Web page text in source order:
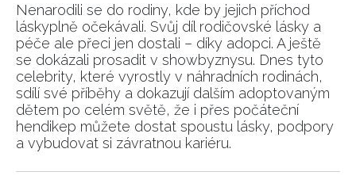
Nenarodili se do rodiny, kde by jejich příchod
láskyplně očekávali. Svůj díl rodičovské lásky a
péče ale přeci jen dostali – díky adopci. A ještě
se dokázali prosadit v showbyznysu. Dnes tyto
celebrity, které vyrostly v náhradních rodinách,
sdílí své příběhy a dokazují dalším adoptovaným
dětem po celém světě, že i přes počáteční
hendikep můžete dostat spoustu lásky, podpory
a vybudovat si závratnou kariéru.